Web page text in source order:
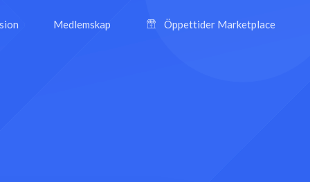
Medlemskap Öppettider Marketplace